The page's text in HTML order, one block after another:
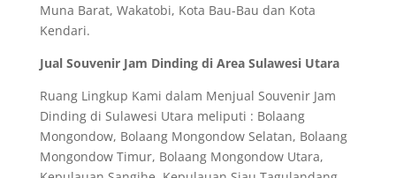
Muna Barat, Wakatobi, Kota Bau-Bau dan Kota
Kendari.
Jual Souvenir Jam Dinding di Area Sulawesi Utara
Ruang Lingkup Kami dalam Menjual Souvenir Jam
Dinding di Sulawesi Utara meliputi : Bolaang
Mongondow, Bolaang Mongondow Selatan, Bolaang
Mongondow Timur, Bolaang Mongondow Utara,